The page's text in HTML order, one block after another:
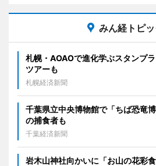
みん経トピ
札幌・AOAOで進化学ぶスタンプ
ツアーも
札幌経済新聞
千葉県立中央博物館で「ちば恐竜
の捕食者も
千葉経済新聞
岩木山神社向かいに「お山の花彩